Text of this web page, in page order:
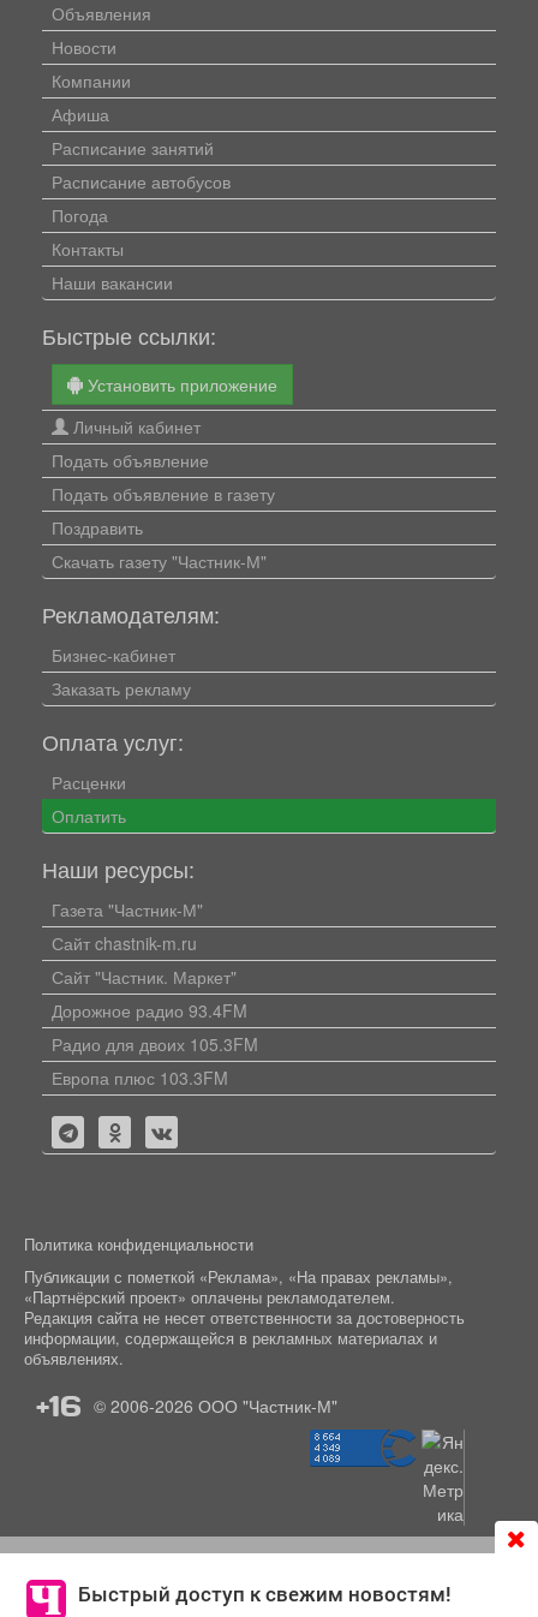
Быстрый доступ к свежим новостям!
согласие на обработку файлов cookie, которые
Объявления
Новости
Компании
Афиша
Расписание занятий
Расписание автобусов
Погода
Контакты
Наши вакансии
Быстрые ссылки:
Установить приложение
Личный кабинет
Подать объявление
Подать объявление в газету
Поздравить
Скачать газету "Частник-М"
Рекламодателям:
Бизнес-кабинет
Заказать рекламу
Оплата услуг:
Расценки
Оплатить
Наши ресурсы:
Газета "Частник-М"
Сайт chastnik-m.ru
Сайт "Частник. Маркет"
Дорожное радио 93.4FM
Радио для двоих 105.3FM
Европа плюс 103.3FM
Политика конфиденциальности
Публикации с пометкой «Реклама», «На правах рекламы»,
«Партнёрский проект» оплачены рекламодателем.
Редакция сайта не несет ответственности за достоверность
информации, содержащейся в рекламных материалах и
объявлениях.
+16 © 2006-2026 ООО "Частник-М"